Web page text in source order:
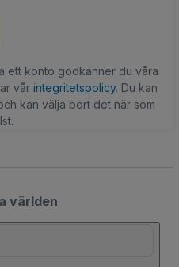
ett konto godkänner du våra
vår integritetspolicy. Du kan
kan välja bort det när som
världen